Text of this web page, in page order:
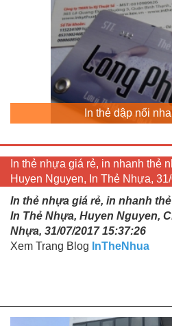
In thẻ dập nổi
In thẻ nhựa giá rẻ, in nhanh thẻ
Huyen Nguyen, In Thẻ Nhựa,
In thẻ nhựa giá rẻ, in nhanh
In Thẻ Nhựa, Huyen Nguyen,
Nhựa, 31/07/2017 15:37:26
Xem Trang Blog InTheNhua